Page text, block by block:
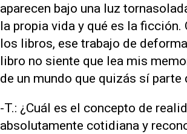
aparecen bajo una luz
la propia vida y qué es la ficción.
los libros, ese trabajo de
libro no siente que lea mis
de un mundo que quizás sí
-T.: ¿Cuál es el concepto de
absolutamente cotidiana y